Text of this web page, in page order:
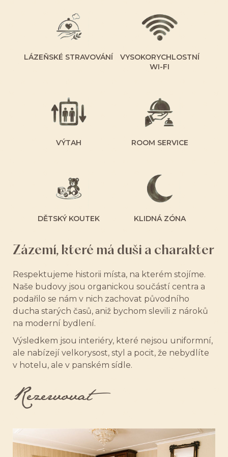
LÁZEŇSKÉ STRAVOVÁNÍ
VYSOKORYCHLOSTNÍ
WI-FI
VÝTAH ROOM SERVICE
DĚTSKÝ KOUTEK KLIDNÁ ZÓNA
Zázemí, které má duši a charakter
Respektujeme historii místa, na kterém stojíme.
Naše budovy jsou organickou součástí centra a
podařilo se nám v nich zachovat původního
ducha starých časů, aniž bychom slevili z nároků
na moderní bydlení.
Výsledkem jsou interiéry, které nejsou uniformní,
ale nabízejí velkorysost, styl a pocit, že nebydlíte
v hotelu, ale v panském sídle.
Rezervovat